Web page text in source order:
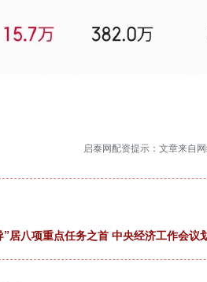
启泰网配资提示：文章来自
居八项重点任务之首 中央经济工作会议